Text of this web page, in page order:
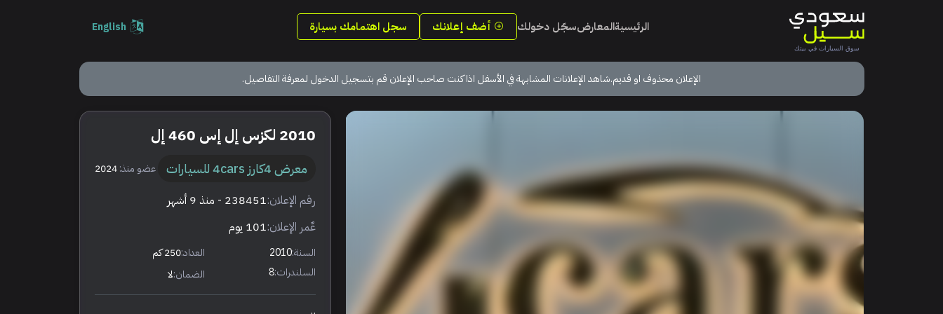
الرئيسيةالمعارضسجّل دخولك أضف إعلانك سجل اهتمامك بسيارة English
الإعلان محذوف او قديم.شاهد الإعلانات المشابهة في الأسفل اذا كنت صاحب الإعلان قم بتسجيل الدخول لمعرفة التفاصيل.
2010 لكزس إل إس 460 إل
معرض 4كارز 4cars للسيارات عضو منذ:2024
رقم الإعلان:238451 - منذ 9 أشهر
عٌمر الإعلان:101 يوم
السنة:2010 العداد:250 كم
السلندرات:8 الضمان:لا